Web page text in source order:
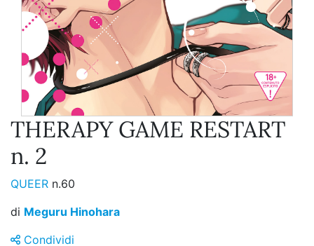
THERAPY GAME RESTART
n. 2
QUEER n.60
di Meguru Hinohara
Condividi